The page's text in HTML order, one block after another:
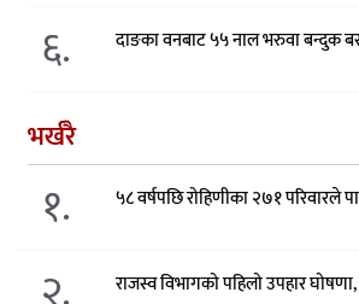
६. दाङका वनबाट ५५ नाल भरुवा बन्दुक
भर्खरै
१. ५८ वर्षपछि रोहिणीका २७१ परिवारले
राजस्व विभागको पहिलो उपहार